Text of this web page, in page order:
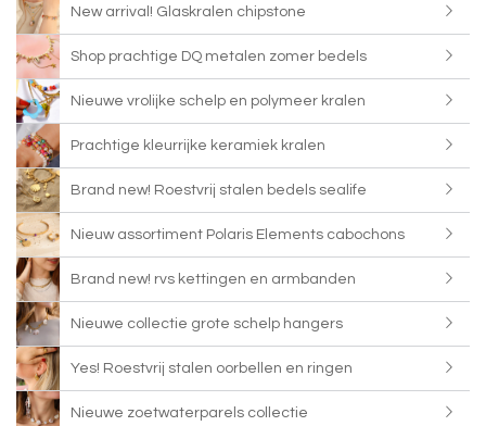
New arrival! Glaskralen chipstone
Shop prachtige DQ metalen zomer bedels
Nieuwe vrolijke schelp en polymeer kralen
Prachtige kleurrijke keramiek kralen
Brand new! Roestvrij stalen bedels sealife
Nieuw assortiment Polaris Elements cabochons
Brand new! rvs kettingen en armbanden
Nieuwe collectie grote schelp hangers
Yes! Roestvrij stalen oorbellen en ringen
Nieuwe zoetwaterparels collectie